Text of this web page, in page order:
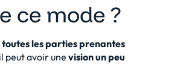
ce mode ?
les parties prenantes
peut avoir unevision un peu